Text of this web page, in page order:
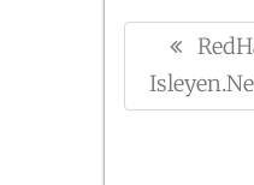
Yazı
Post: